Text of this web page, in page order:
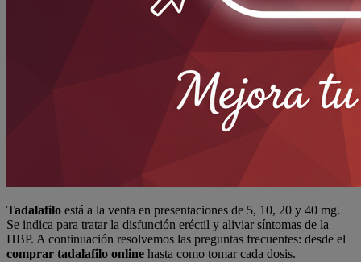
Tadalafilo está a la venta en presentaciones de 5, 10, 20 y 40 mg.
Se indica para tratar la disfunción eréctil y aliviar síntomas de la
HBP. A continuación resolvemos las preguntas frecuentes: desde el
comprar tadalafilo online hasta como tomar cada dosis.